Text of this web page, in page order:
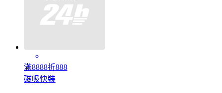
滿8888折888
磁吸快裝